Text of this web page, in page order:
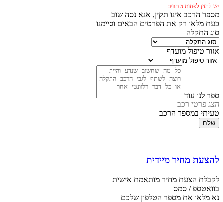
יש להזין לפחות 5 תווים.
מספר הרכב אינו תקין, אנא נסה שוב
כעת מלאו רק את הפרטים הבאים וסיימנו
סוג התקלה
אזור טיפול מועדף
ספר לנו עוד
הצג פרטי רכב
טעיתי במספר הרכב
שלח
להצעת מחיר מיידית
לקבלת הצעת מחיר מותאמת אישית
בוואטספ / סמס
נא מלאו את מספר הטלפון שלכם